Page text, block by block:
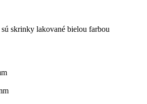
sú skrinky lakované bielou farbou